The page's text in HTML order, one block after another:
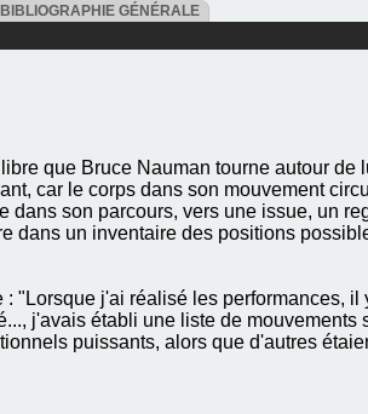
BIBLIOGRAPHIE GÉNÉRALE